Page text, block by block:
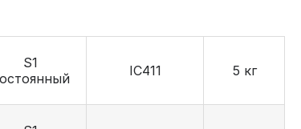
S1
IC411 5 кг